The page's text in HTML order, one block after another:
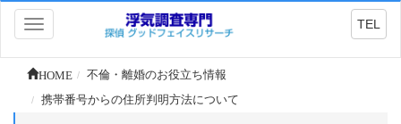
Toggle
navigation
TEL
HOME
不倫・離婚のお役立ち情報
携帯番号からの住所判明方法について